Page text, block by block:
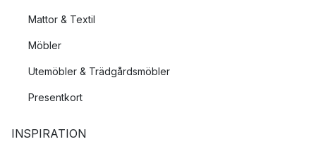
Mattor & Textil
Möbler
Utemöbler & Trädgårdsmöbler
Presentkort
INSPIRATION